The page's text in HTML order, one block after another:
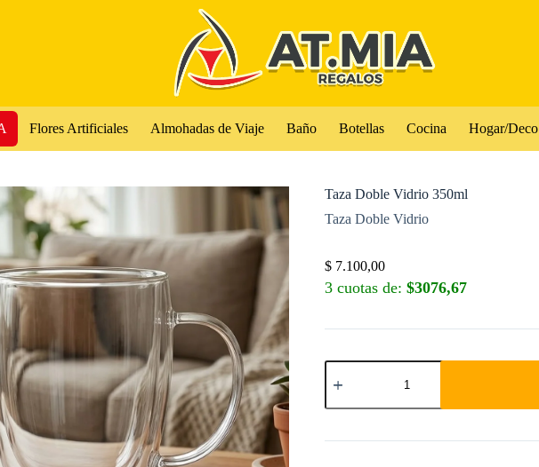
Flores Artificiales Almohadas de Viaje Baño Botellas Cocina Hogar/Deco
Taza Doble Vidrio 350ml
Taza Doble Vidrio
$7.100,00
3 cuotas de: $3076,67